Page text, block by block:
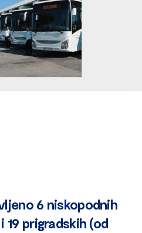
6 niskopodnih
19 prigradskih (od